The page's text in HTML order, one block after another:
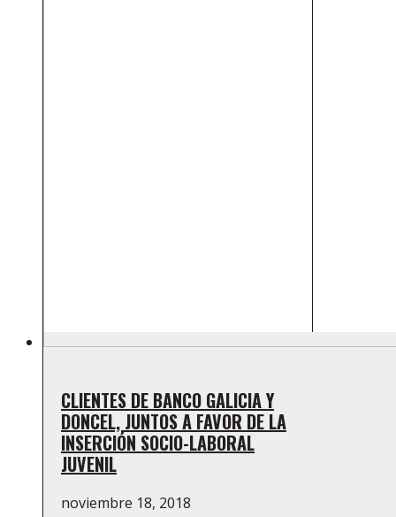
CLIENTES DE BANCO GALICIA Y
DONCEL, JUNTOS A FAVOR DE LA
INSERCIÓN SOCIO-LABORAL
JUVENIL
noviembre 18, 2018